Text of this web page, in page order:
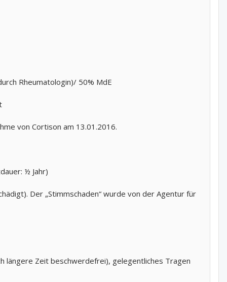
Rheumatologin)/ 50% MdE
von Cortison am 13.01.2016.
½ Jahr)
Der „Stimmschaden“ wurde von der Agentur für
längere Zeit beschwerdefrei), gelegentliches Tragen